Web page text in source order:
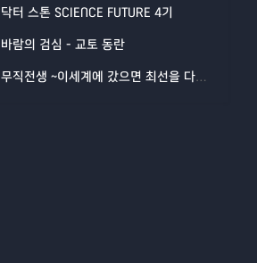
닥터 스톤 SCIENCE FUTURE 4기
바람의 검심 - 교토 동란
무직전생 ~이세계에 갔으면 최선을 다한다~ Part 2